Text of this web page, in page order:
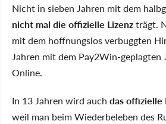
Nicht in sieben Jahren mit dem
nicht mal die offizielle Lizenzträgt.
mit dem hoffnungslos verbuggten
Jahren mit dem Pay2Win-geplagten
Online.
In 13 Jahren wird auch das offizielle
weil man beim Wiederbeleben des